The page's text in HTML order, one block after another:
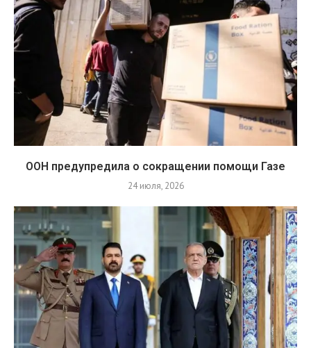
ООН предупредила о сокращении помощи Газе
24 июля, 2026